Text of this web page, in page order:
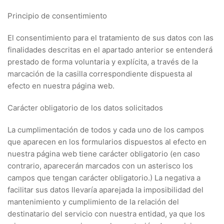
Principio de consentimiento
El consentimiento para el tratamiento de sus datos con las
finalidades descritas en el apartado anterior se entenderá
prestado de forma voluntaria y explícita, a través de la
marcación de la casilla correspondiente dispuesta al
efecto en nuestra página web.
Carácter obligatorio de los datos solicitados
La cumplimentación de todos y cada uno de los campos
que aparecen en los formularios dispuestos al efecto en
nuestra página web tiene carácter obligatorio (en caso
contrario, aparecerán marcados con un asterisco los
campos que tengan carácter obligatorio.) La negativa a
facilitar sus datos llevaría aparejada la imposibilidad del
mantenimiento y cumplimiento de la relación del
destinatario del servicio con nuestra entidad, ya que los